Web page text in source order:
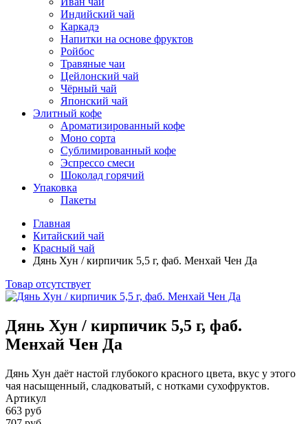
Индийский чай
Каркадэ
Напитки на основе фруктов
Ройбос
Травяные чаи
Цейлонский чай
Чёрный чай
Японский чай
Элитный кофе
Ароматизированный кофе
Моно сорта
Сублимированный кофе
Эспрессо смеси
Шоколад горячий
Упаковка
Пакеты
Главная
Китайский чай
Красный чай
Дянь Хун / кирпичик 5,5 г, фаб. Менхай Чен Да
Товар отсутствует
Дянь Хун / кирпичик 5,5 г, фаб.
Менхай Чен Да
Дянь Хун даёт настой глубокого красного цвета, вкус у этого
чая насыщенный, сладковатый, с нотками сухофруктов.
Артикул
663 руб